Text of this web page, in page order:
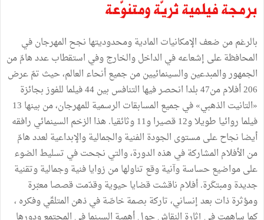
برمجة فيلمية ثريّة ومتنوّعة
بالرغم من ضعف الإمكانيات المادية ومحدوديتها نجح المهرجان في
المحافظة على إشعاعه في الداخل والخارج وفي استقطاب عدد هامّ من
الجمهور والمبدعين والسينمائيين من جميع أنحاء العالم، حيث تمّ عرض
206 أفلام من47 بلدا انحصر فيها التنافس بين 44 فيلما للفوز بجائزة
«التانيت الذهبي» في جميع المسابقات الرسمية للمهرجان، من بينها 13
فيلما روائيا طويلا و12 قصيرا و11 وثائقيا. هذا الزخم السينمائي رافقه
أيضا نجاح على مستوى الجودة الفنية والجمالية والإبداعية لعدد هامّ
من الأفلام المشاركة في هذه الدورة، والتي نجحت في تسليط الضوء
على مواضيع حساسة وآنية وقع تناولھا من زوايا فنیة وجمالیة وتقنية
جديدة ومبتكَرة. أفلام ناقشت قضايا حيوية وقدّمت قصصا معبّرة
ومؤثرة ذات بعد إنساني، تاركة بصمة خاصّة في ذهن المتلقّي وفكره ،